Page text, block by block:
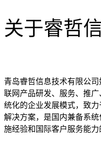
关于睿哲
青岛睿哲信息技术有限公
联网产品研发、服务、推
统化的企业发展模式，致
解决方案，是国内兼备系
施经验和国际客户服务能力